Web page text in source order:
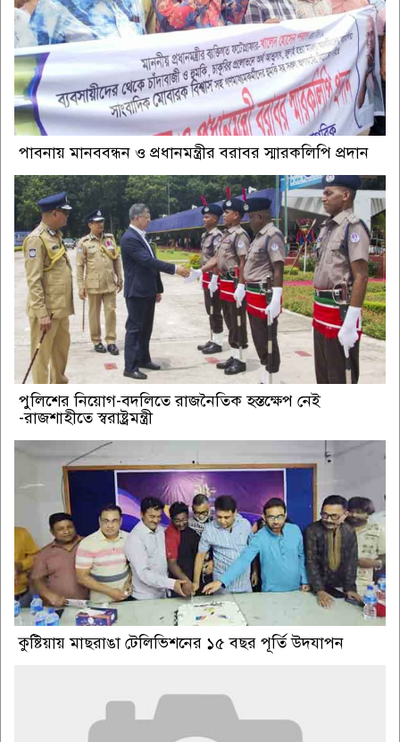
পাবনায় মানববন্ধন ও প্রধানমন্ত্রীর বরাবর স্মারকলিপি প্রদান
পুলিশের নিয়োগ-বদলিতে রাজনৈতিক হস্তক্ষেপ নেই
-রাজশাহীতে স্বরাষ্ট্রমন্ত্রী
কুষ্টিয়ায় মাছরাঙা টেলিভিশনের ১৫ বছর পূর্তি উদযাপন